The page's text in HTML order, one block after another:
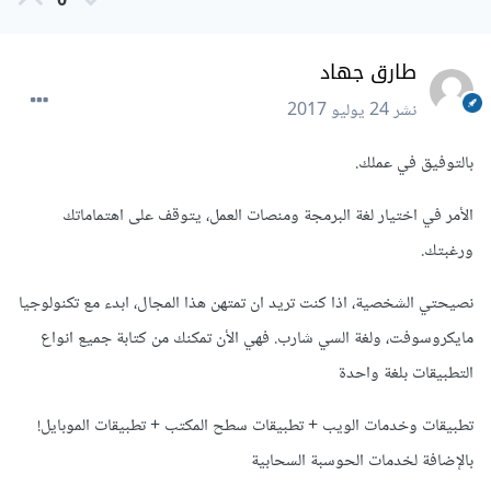
طارق جهاد
نشر24 يوليو 2017
بالتوفيق في عملك.
الأمر في اختيار لغة البرمجة ومنصات العمل، يتوقف على اهتماماتك
ورغبتك.
نصيحتي الشخصية، اذا كنت تريد ان تمتهن هذا المجال، ابدء مع تكنولوجيا
مايكروسوفت، ولغة السي شارب. فهي الأن تمكنك من كتابة جميع انواع
التطبيقات بلغة واحدة
تطبيقات وخدمات الويب + تطبيقات سطح المكتب + تطبيقات الموبايل!
بالإضافة لخدمات الحوسبة السحابية